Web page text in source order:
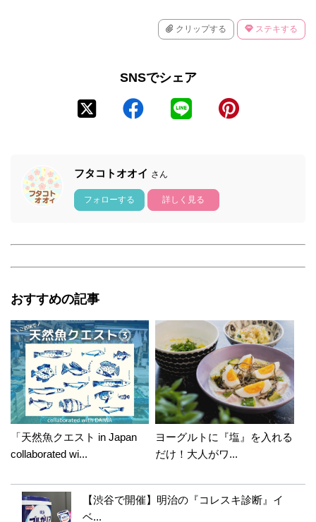
クリップする ステキする
SNSでシェア
フタコトオオイ さん
フォローする 詳しく見る
おすすめの記事
「天然魚クエスト in Japan
collaborated wi...
ヨーグルトに『塩』を入れる
だけ！大人がワ...
【渋谷で開催】明治の『コレスキ診断』イ
ベ...